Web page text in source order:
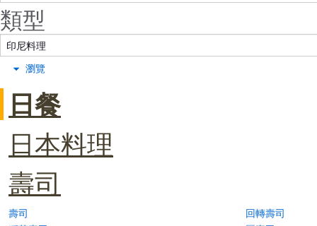
類型
瀏覽
日餐
日本料理
壽司
壽司
回轉壽司